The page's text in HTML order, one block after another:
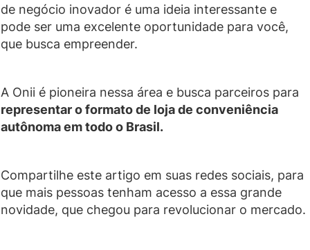
de negócio inovador é uma ideia interessante e
pode ser uma excelente oportunidade para você,
que busca empreender.
A Onii é pioneira nessa área e busca parceiros para
representar o formato de loja de conveniência
autônoma em todo o Brasil.
Compartilhe este artigo em suas redes sociais, para
que mais pessoas tenham acesso a essa grande
novidade, que chegou para revolucionar o mercado.